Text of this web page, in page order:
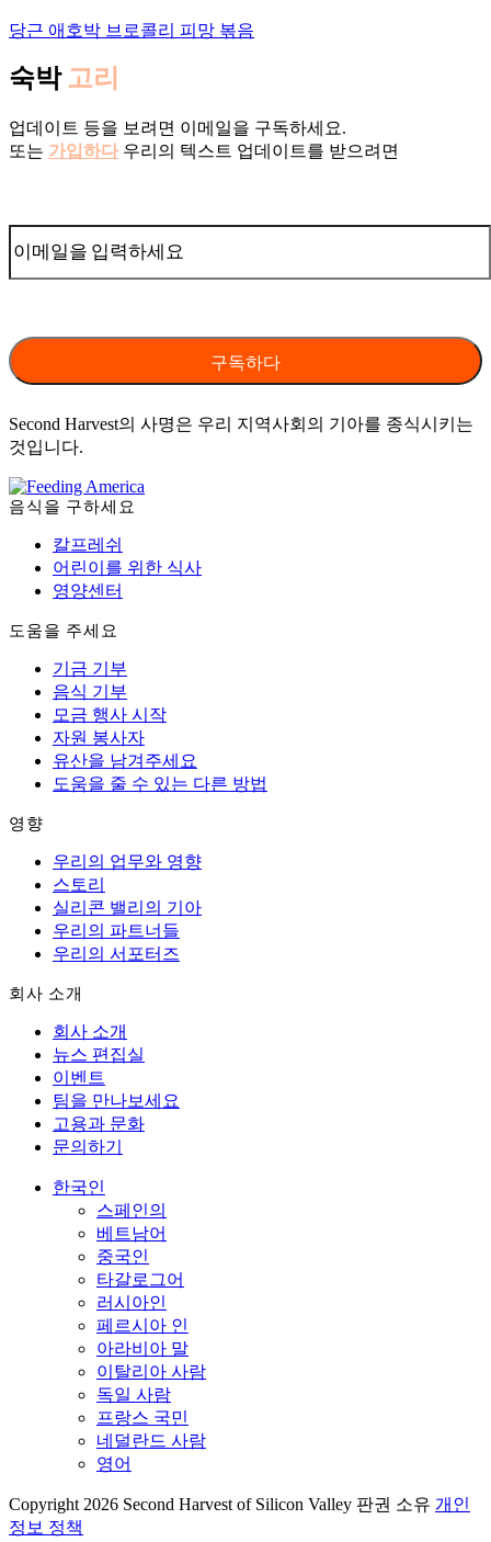
당근 애호박 브로콜리 피망 볶음
숙박 고리
업데이트 등을 보려면 이메일을 구독하세요.
또는 가입하다우리의 텍스트 업데이트를 받으려면
Second Harvest의 사명은 우리 지역사회의 기아를 종식시키는
것입니다.
음식을 구하세요
칼프레쉬
어린이를 위한 식사
영양센터
도움을 주세요
기금 기부
음식 기부
모금 행사 시작
자원 봉사자
유산을 남겨주세요
도움을 줄 수 있는 다른 방법
영향
우리의 업무와 영향
스토리
실리콘 밸리의 기아
우리의 파트너들
우리의 서포터즈
회사 소개
회사 소개
뉴스 편집실
이벤트
팀을 만나보세요
고용과 문화
문의하기
한국인
스페인의
베트남어
중국인
타갈로그어
러시아인
페르시아 인
아라비아 말
이탈리아 사람
독일 사람
프랑스 국민
네덜란드 사람
영어
Copyright 2026 Second Harvest of Silicon Valley 판권 소유 개인
정보 정책